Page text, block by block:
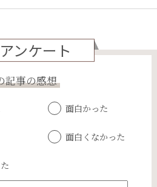
ンケート
記事の感想
面白かった
面白くなかった